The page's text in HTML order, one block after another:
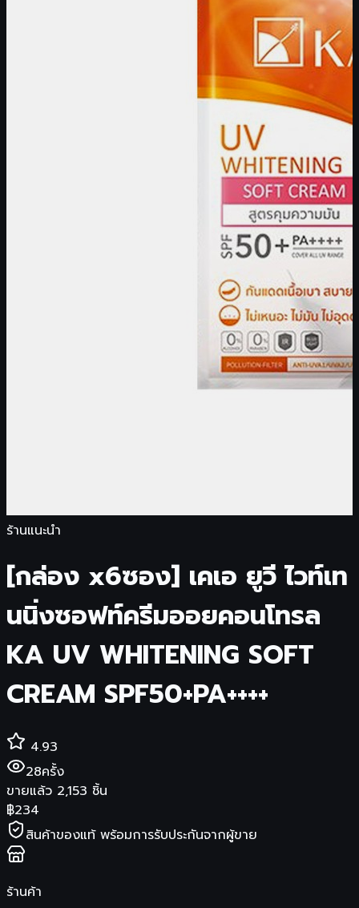
ร้านแนะนำ
[กล่อง x6ซอง] เคเอ ยูวี ไวท์เท
นนิ่งซอฟท์ครีมออยคอนโทรล
KA UV WHITENING SOFT
CREAM SPF50+PA++++
4.93
28ครั้ง
ขายแล้ว 2,153 ชิ้น
฿234
สินค้าของแท้ พร้อมการรับประกันจากผู้ขาย
ร้านค้า